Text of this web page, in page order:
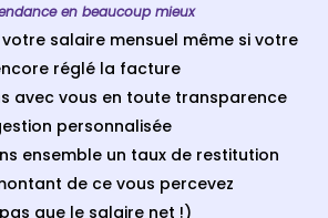
en beaucoup mieux
salaire mensuel même si votre
réglé la facture
avec vous en toute transparence
personnalisée
ensemble un taux de restitution
de ce vous percevez
que le salaire net !)